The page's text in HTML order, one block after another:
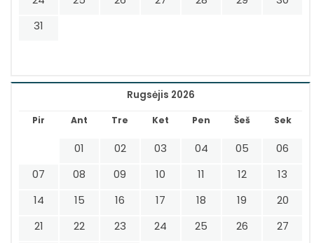
31
Rugsėjis 2026
Pir Ant Tre Ket Pen Šeš Sek
01 02 03 04 05
06
07
08 09 10 11 12
13
14
15 16 17 18 19
20
21
22 23 24 25 26
27